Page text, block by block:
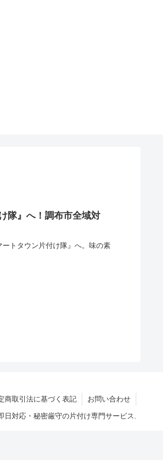
隊』へ！調布市全域対
トタウン片付け隊』へ。味の素
商取引法に基づく表記 お問い合わせ
対応・秘密厳守の片付け専門サービス.